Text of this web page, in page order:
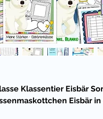
Klassentier Eisbär
Eisbär